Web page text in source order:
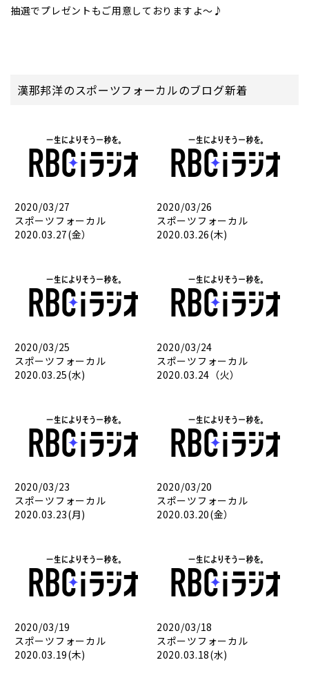
抽選でプレゼントもご用意しておりますよ～♪
漢那邦洋のスポーツフォーカルのブログ新着
2020/03/27
スポーツフォーカル
2020.03.27(金）
2020/03/26
スポーツフォーカル
2020.03.26(木)
2020/03/25
スポーツフォーカル
2020.03.25(水)
2020/03/24
スポーツフォーカル
2020.03.24（火）
2020/03/23
スポーツフォーカル
2020.03.23(月)
2020/03/20
スポーツフォーカル
2020.03.20(金）
2020/03/19
スポーツフォーカル
2020.03.19(木)
2020/03/18
スポーツフォーカル
2020.03.18(水)